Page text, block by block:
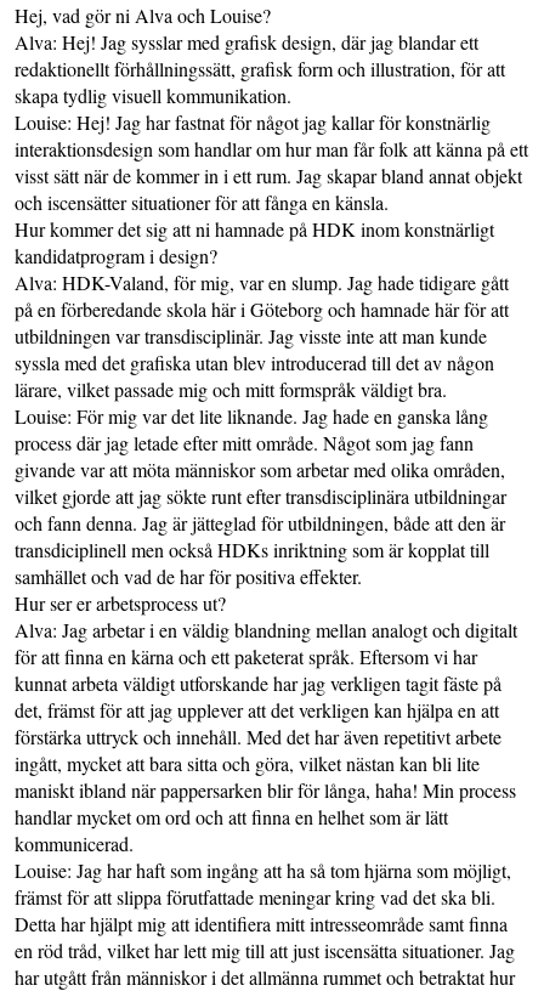
Hej, vad gör ni Alva och Louise?
Alva: Hej! Jag sysslar med grafisk design, där jag blandar ett
redaktionellt förhållningssätt, grafisk form och illustration, för att
skapa tydlig visuell kommunikation.
Louise: Hej! Jag har fastnat för något jag kallar för konstnärlig
interaktionsdesign som handlar om hur man får folk att känna på ett
visst sätt när de kommer in i ett rum. Jag skapar bland annat objekt
och iscensätter situationer för att fånga en känsla.
Hur kommer det sig att ni hamnade på HDK inom konstnärligt
kandidatprogram i design?
Alva: HDK-Valand, för mig, var en slump. Jag hade tidigare gått
på en förberedande skola här i Göteborg och hamnade här för att
utbildningen var transdisciplinär. Jag visste inte att man kunde
syssla med det grafiska utan blev introducerad till det av någon
lärare, vilket passade mig och mitt formspråk väldigt bra.
Louise: För mig var det lite liknande. Jag hade en ganska lång
process där jag letade efter mitt område. Något som jag fann
givande var att möta människor som arbetar med olika områden,
vilket gjorde att jag sökte runt efter transdisciplinära utbildningar
och fann denna. Jag är jätteglad för utbildningen, både att den är
transdiciplinell men också HDKs inriktning som är kopplat till
samhället och vad de har för positiva effekter.
Hur ser er arbetsprocess ut?
Alva: Jag arbetar i en väldig blandning mellan analogt och digitalt
för att finna en kärna och ett paketerat språk. Eftersom vi har
kunnat arbeta väldigt utforskande har jag verkligen tagit fäste på
det, främst för att jag upplever att det verkligen kan hjälpa en att
förstärka uttryck och innehåll. Med det har även repetitivt arbete
ingått, mycket att bara sitta och göra, vilket nästan kan bli lite
maniskt ibland när pappersarken blir för långa, haha! Min process
handlar mycket om ord och att finna en helhet som är lätt
kommunicerad.
Louise: Jag har haft som ingång att ha så tom hjärna som möjligt,
främst för att slippa förutfattade meningar kring vad det ska bli.
Detta har hjälpt mig att identifiera mitt intresseområde samt finna
en röd tråd, vilket har lett mig till att just iscensätta situationer. Jag
har utgått från människor i det allmänna rummet och betraktat hur